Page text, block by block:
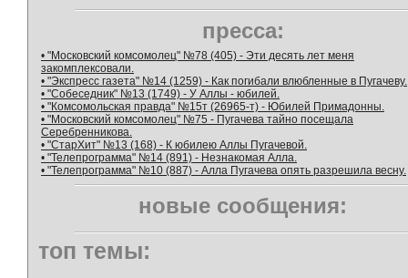
пресса:
• "Московский комсомолец" №78 (405) - Эти десять лет меня
закомплексовали.
• "Экспресс газета" №14 (1259) - Как погибали влюбленные в Пугачеву.
• "Собеседник" №13 (1749) - У Аллы - юбилей.
• "Комсомольская правда" №15т (26965-т) - Юбилей Примадонны.
• "Московский комсомолец" №75 - Пугачева тайно посещала
Серебренникова.
• "СтарХит" №13 (168) - К юбилею Аллы Пугачевой.
• "Телепрограмма" №14 (891) - Незнакомая Алла.
• "Телепрограмма" №10 (887) - Алла Пугачева опять разрешила весну.
новые сообщения:
топ темы: